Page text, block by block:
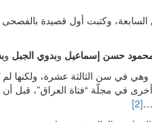
وكتبت أول قصيدة
حسن إسماعيل وبدوي الجبل و
وهي في سن الثالثة عشرة، ولكنها لم
في مجلّة “فتاة العراق”، قبل أن
[2]